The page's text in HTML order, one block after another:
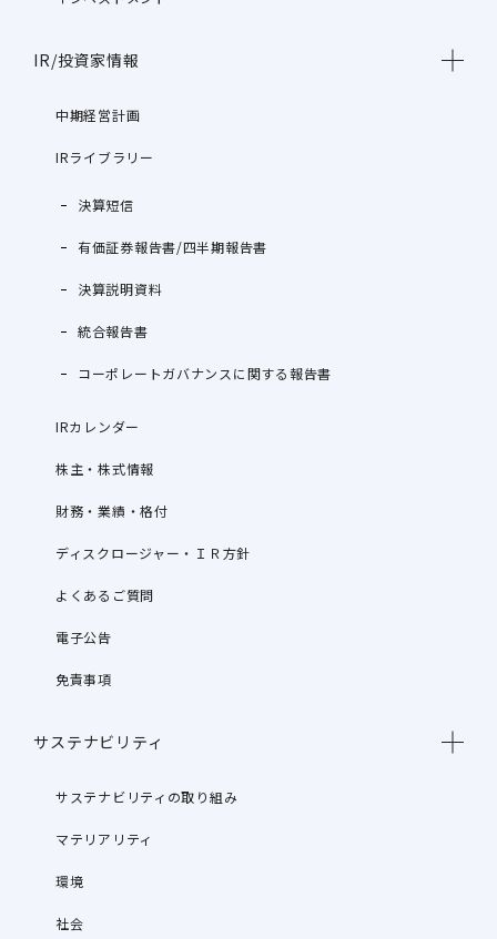
IR/投資家情報
中期経営計画
IRライブラリー
決算短信
有価証券報告書/四半期報告書
決算説明資料
統合報告書
コーポレートガバナンスに関する報告書
IRカレンダー
株主・株式情報
財務・業績・格付
ディスクロージャー・ＩＲ方針
よくあるご質問
電子公告
免責事項
サステナビリティ
サステナビリティの取り組み
マテリアリティ
環境
社会